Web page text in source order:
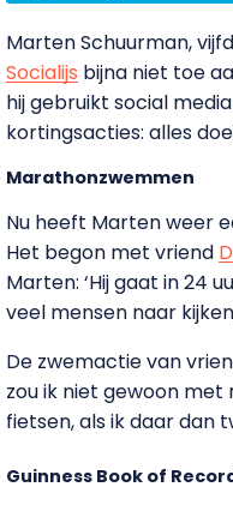
Marten Schuurman,
Socialijs bijna niet toe
hij gebruikt social
kortingsacties: alles
Marathonzwemmen
Nu heeft Marten weer
Het begon met vriend
Marten: ‘Hij gaat in 24
veel mensen naar
De zwemactie van
zou ik niet gewoon
fietsen, als ik daar dan
Guinness Book of